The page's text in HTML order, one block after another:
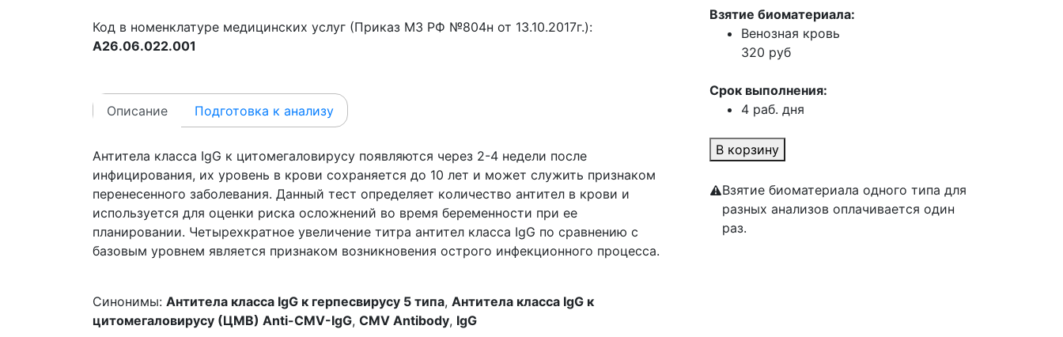
Код в номенклатуре медицинских услуг (Приказ МЗ РФ №804н от 13.10.2017г.):
A26.06.022.001
Описание Подготовка к анализу
Антитела класса IgG к цитомегаловирусу появляются через 2-4 недели после
инфицирования, их уровень в крови сохраняется до 10 лет и может служить признаком
перенесенного заболевания. Данный тест определяет количество антител в крови и
используется для оценки риска осложнений во время беременности при ее
планировании. Четырехкратное увеличение титра антител класса IgG по сравнению с
базовым уровнем является признаком возникновения острого инфекционного процесса.
Синонимы: Антитела класса IgG к герпесвирусу 5 типа, Антитела класса IgG к
цитомегаловирусу (ЦМВ) Anti-CMV-IgG, CMV Antibody, IgG
Взятие биоматериала:
Венозная кровь
320 руб
Срок выполнения:
4 раб. дня
В корзину
Взятие биоматериала одного типа для
разных анализов оплачивается один
раз.